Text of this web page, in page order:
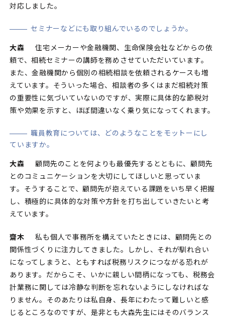
対応しました。
セミナーなどにも取り組んでいるのでしょうか。
大森
住宅メーカーや金融機関、生命保険会社などからの依
頼で、相続セミナーの講師を務めさせていただいています。
また、金融機関から個別の相続相談を依頼されるケースも増
えています。そういった場合、相談者の多くはまだ相続対策
の重要性に気づいていないのですが、実際に具体的な節税対
策や効果を示すと、ほぼ間違いなく乗り気になってくれます。
職員教育については、どのようなことをモットーにし
ていますか。
大森
顧問先のことを何よりも最優先するとともに、顧問先
とのコミュニケーションを大切にしてほしいと思っていま
す。そうすることで、顧問先が抱えている課題をいち早く把握
し、積極的に具体的な対策や方針を打ち出していきたいと考
えています。
齋木
私も個人で事務所を構えていたときには、顧問先との
関係性づくりに注力してきました。しかし、それが馴れ合い
になってしまうと、ともすれば税務リスクにつながる恐れが
あります。だからこそ、いかに親しい間柄になっても、税務会
計業務に関しては冷静な判断を忘れないようにしなければな
りません。そのあたりは私自身、長年にわたって難しいと感
じるところなのですが、是非とも大森先生にはそのバランス